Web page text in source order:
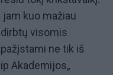
kuo mažiau
visomis
ne tik iš
Akademijos„